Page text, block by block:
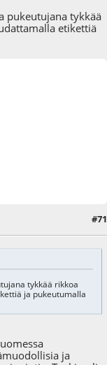
pukeutujana tykkää
etikettiä
#71
tykkää rikkoa
ja pukeutumalla
ja